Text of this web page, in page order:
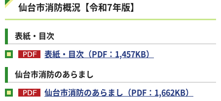
仙台市消防概況【令和7年版】
表紙・目次
表紙・目次（PDF：1,457KB）
仙台市消防のあらまし
仙台市消防のあらまし（PDF：1,662KB）